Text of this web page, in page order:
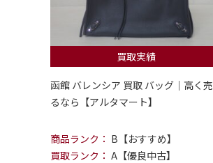
買取実績
函館 バレンシア 買取 バッグ｜高く売
るなら【アルタマート】
商品ランク： B【おすすめ】
買取ランク： A【優良中古】